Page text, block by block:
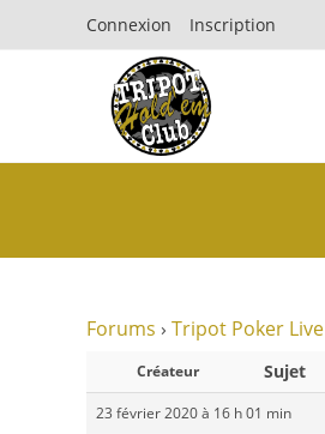
Connexion Inscription
Forums › Tripot Poker Live
Créateur Sujet
23 février 2020 à 16 h 01 min